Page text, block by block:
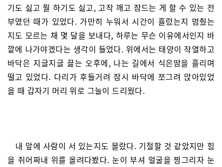
기도 싫고 뭘 하기도 싫고, 고작 깨고 잠드는 게 할 수 있는 전
부였던 때가 있었다. 가만히 누워서 시간이 흘렀는지 멈췄는
지도 모르는 채 몇 달을 보내다, 하루는 무슨 이유에서인지 바
깥에 나가야겠다는 생각이 들었다. 위에서는 태양이 작열하고
바닥은 지글지글 끓는 오후에, 나는 길에서 식은땀을 흘리며
떨고 있었다. 다리가 후들거려 잠시 바닥에 쪼그려 앉아있었
을 때 갑자기 머리 위로 그늘이 드리웠다.
내 앞에 사람이 서 있는지도 몰랐다. 기절할 것 같았지만 힘
을 쥐어짜내 위를 올려다봤다. 눈이 부셔 얼굴을 찡그리자 눈